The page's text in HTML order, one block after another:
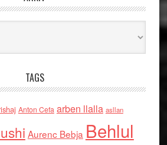
TAGS
Anton Cefa arben llalla asllan
Aurenc Bebja Behlul